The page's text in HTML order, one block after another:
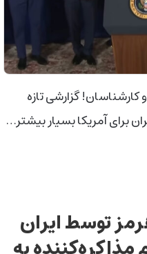
کارشناسان! گزارشی تازه
برای آمریکا بسیار بیشتر…
توسط ایران